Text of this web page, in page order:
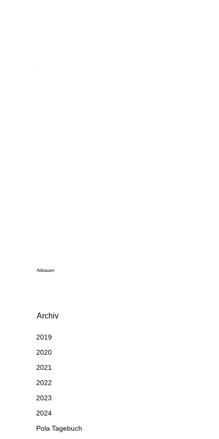
Abbauen
Archiv
2019
2020
2021
2022
2023
2024
Pola Tagebuch